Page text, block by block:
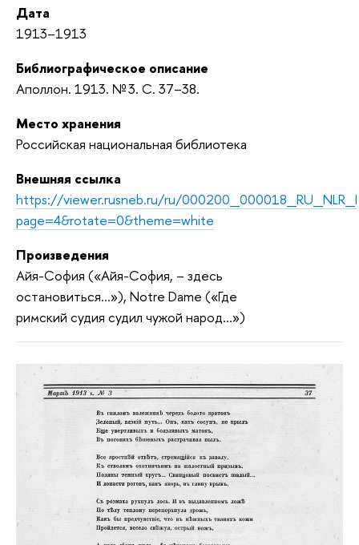
Дата
1913–1913
Библиографическое описание
Аполлон. 1913. № 3. С. 37–38.
Место хранения
Российская национальная библиотека
Внешняя ссылка
https://viewer.rusneb.ru/ru/
page=4&rotate=0&theme=white
Произведения
Айя-София («Айя-София, – здесь
остановиться...»), Notre Damе («Где
римский судия судил чужой народ...»)